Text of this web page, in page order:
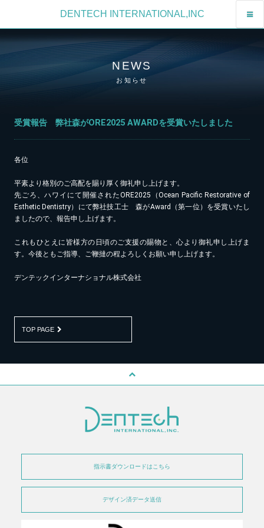
DENTECH INTERNATIONAL,INC
NEWS
お知らせ
受賞報告 弊社森がORE2025 AWARDを受賞いたしました
各位
平素より格別のご高配を賜り厚く御礼申し上げます。
先ごろ、ハワイにて開催されたORE2025（Ocean Pacific Restorative of
Esthetic Dentistry）にて弊社技工士 森がAward（第一位）を受賞いたし
ましたので、報告申し上げます。
これもひとえに皆様方の日頃のご支援の賜物と、心より御礼申し上げま
す。今後ともご指導、ご鞭撻の程よろしくお願い申し上げます。
デンテックインターナショナル株式会社
TOP PAGE
指示書ダウンロードはこちら
デザイン済データ送信